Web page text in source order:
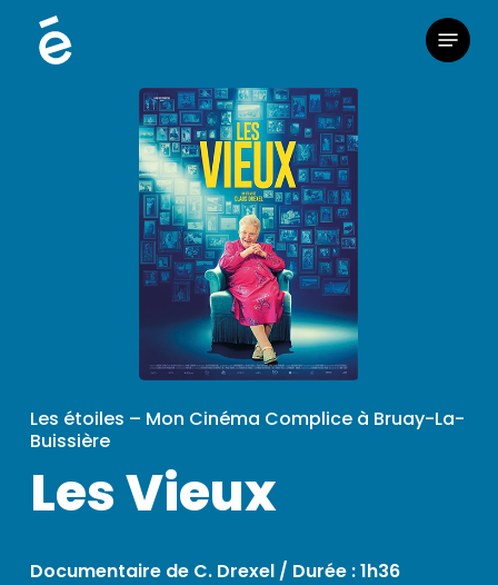
Menu
Les étoiles – Mon Cinéma Complice à Bruay-La-
Buissière
Les Vieux
Documentaire de C. Drexel / Durée : 1h36